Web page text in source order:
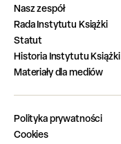
Nasz zespół
Rada Instytutu Książki
Statut
Historia Instytutu Książki
Materiały dla mediów
Polityka prywatności
Cookies